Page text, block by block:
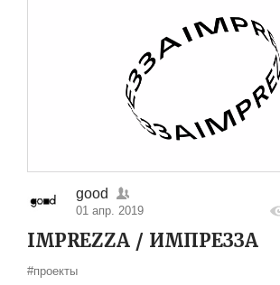
good
01 апр. 2019
IMPREZZA / ИМПРЕЗЗА
#проекты